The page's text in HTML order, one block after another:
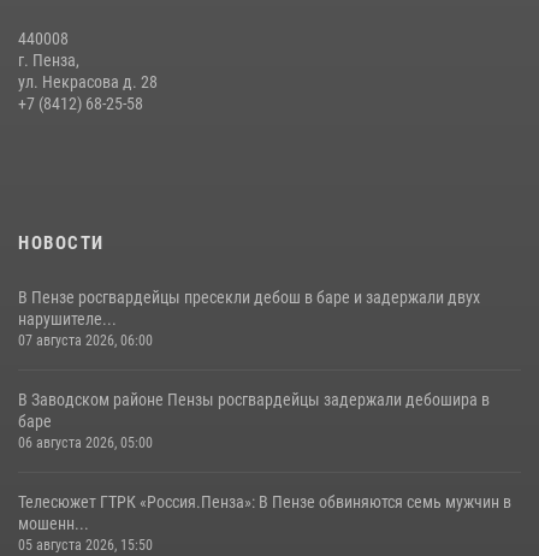
Начальник Управления Росгвардии по Пензенской области Павел
Пучков посетил 55-й Всероссийский Лермонтовский праздник
440008
г. Пенза,
ул. Некрасова д. 28
+7 (8412) 68-25-58
НОВОСТИ
В Пензе росгвардейцы пресекли дебош в баре и задержали двух
нарушителе...
07 августа 2026, 06:00
В Заводском районе Пензы росгвардейцы задержали дебошира в
баре
06 августа 2026, 05:00
Телесюжет ГТРК «Россия.Пенза»: В Пензе обвиняются семь мужчин в
мошенн...
05 августа 2026, 15:50